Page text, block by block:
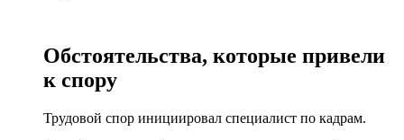
Обстоятельства, которые привели
к спору
Трудовой спор инициировал специалист по кадрам.